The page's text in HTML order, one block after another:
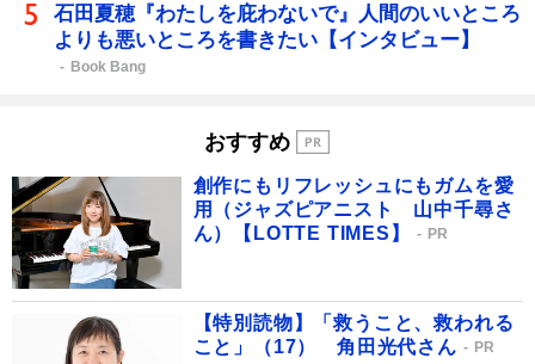
石田夏穂『わたしを庇わないで』人間のいいところ
よりも悪いところを書きたい【インタビュー】
Book Bang
おすすめ
創作にもリフレッシュにもガムを愛
用（ジャズピアニスト 山中千尋さ
ん）【LOTTE TIMES】
PR
【特別読物】「救うこと、救われる
こと」（17） 角田光代さん
PR